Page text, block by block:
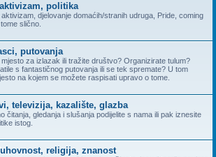
politika
djelovanje domaćih/stranih udruga, Pride, coming
slično.
putovanja
za izlazak ili tražite društvo? Organizirate tulum?
s fantastičnog putovanja ili se tek spremate? U tom
na kojem se možete raspisati upravo o tome.
televizija, kazalište, glazba
čitanja, gledanja i slušanja podijelite s nama ili pak iznesite
istog.
religija, znanost